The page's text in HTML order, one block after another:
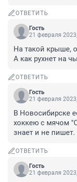
ОТВЕТИТЬ
Гость
21 февраля
На такой крыше,
А как рухнет на
ОТВЕТИТЬ
Гость
21 февраля
В Новосибирске
хоккею с мячом
знает и не
ОТВЕТИТЬ
Гость
21 февраля